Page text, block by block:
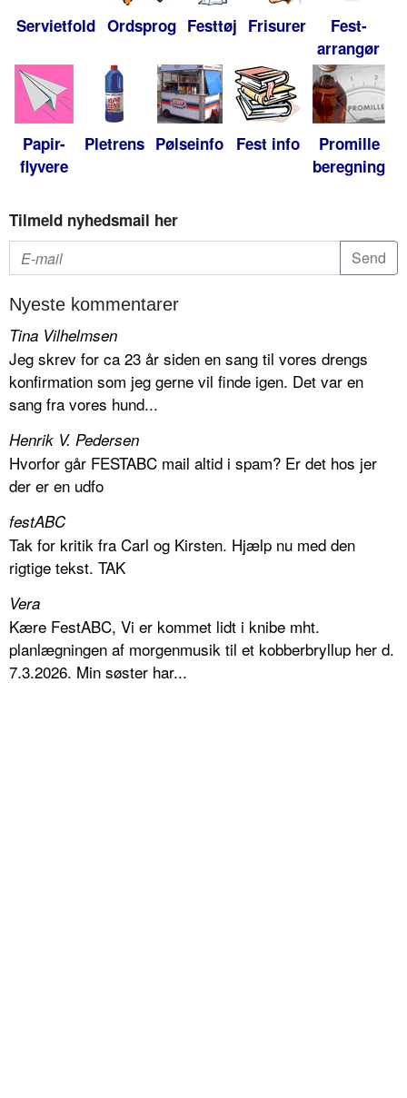
Servietfold Ordsprog Festtøj Frisurer
Fest-
arrangør
Papir-
flyvere
Pletrens Pølseinfo Fest info
Promille
beregning
Tilmeld nyhedsmail her
Nyeste kommentarer
Tina Vilhelmsen
Jeg skrev for ca 23 år siden en sang til vores drengs
konfirmation som jeg gerne vil finde igen. Det var en
sang fra vores hund...
Henrik V. Pedersen
Hvorfor går FESTABC mail altid i spam? Er det hos jer
der er en udfo
festABC
Tak for kritik fra Carl og Kirsten. Hjælp nu med den
rigtige tekst. TAK
Vera
Kære FestABC, Vi er kommet lidt i knibe mht.
planlægningen af morgenmusik til et kobberbryllup her d.
7.3.2026. Min søster har...